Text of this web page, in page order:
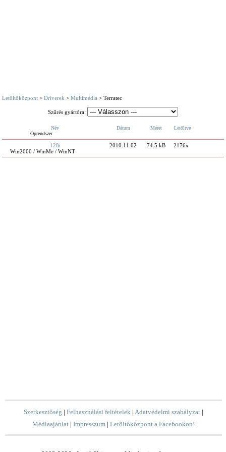
Letöltőközpont >Driverek >Multimédia > Terratec
Szűrés gyártóra:
Név Dátum Méret
Letöltve
Oprendszer
128i 2010.11.02 74.5 kB
2176x
Win2000 / WinMe / WinNT
Szerkesztőség |Felhasználási feltételek |Adatvédelmi szabályzat |
Médiaajánlat |Impresszum |Letöltőközpont a Facebookon!